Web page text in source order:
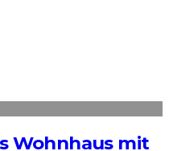
Wohnhaus mit